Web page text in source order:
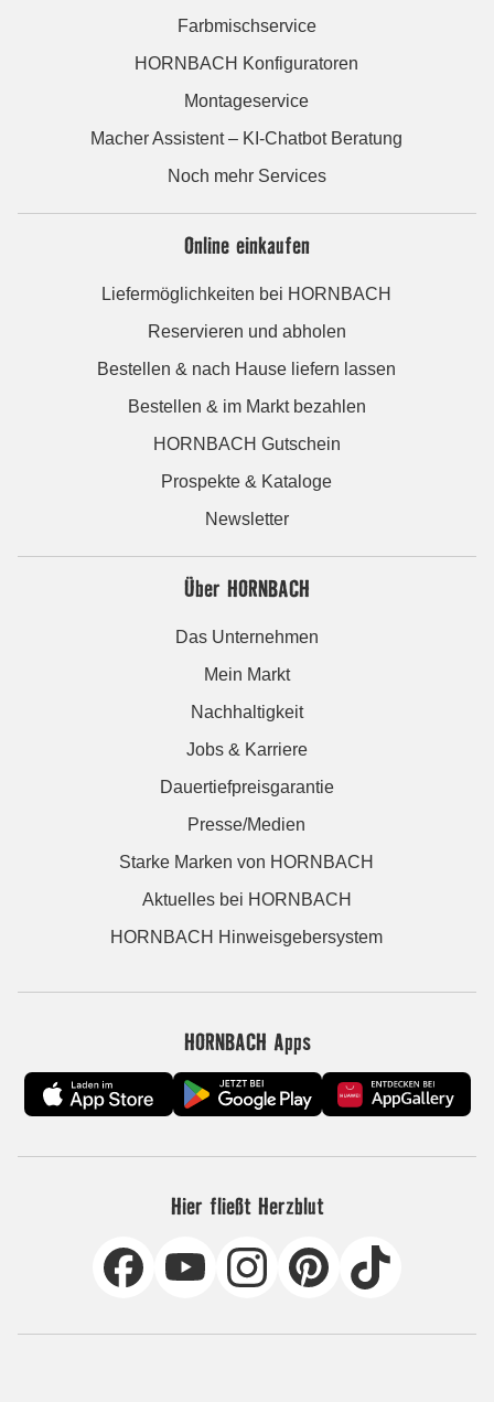
Farbmischservice
HORNBACH Konfiguratoren
Montageservice
Macher Assistent – KI-Chatbot Beratung
Noch mehr Services
Online einkaufen
Liefermöglichkeiten bei HORNBACH
Reservieren und abholen
Bestellen & nach Hause liefern lassen
Bestellen & im Markt bezahlen
HORNBACH Gutschein
Prospekte & Kataloge
Newsletter
Über HORNBACH
Das Unternehmen
Mein Markt
Nachhaltigkeit
Jobs & Karriere
Dauertiefpreisgarantie
Presse/Medien
Starke Marken von HORNBACH
Aktuelles bei HORNBACH
HORNBACH Hinweisgebersystem
HORNBACH Apps
Hier fließt Herzblut